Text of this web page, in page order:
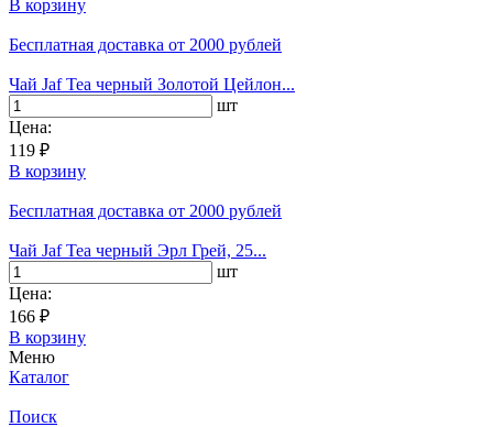
В корзину
Бесплатная доставка от 2000 рублей
Чай Jaf Tea черный Золотой Цейлон...
шт
Цена:
119 ₽
В корзину
Бесплатная доставка от 2000 рублей
Чай Jaf Tea черный Эрл Грей, 25...
шт
Цена:
166 ₽
В корзину
Меню
Каталог
Поиск